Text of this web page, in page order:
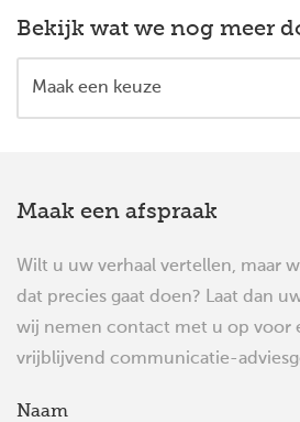
Bekijk wat we nog meer
Maak een afspraak
Wilt u uw verhaal vertellen, maar
dat precies gaat doen? Laat dan
wij nemen contact met u op voor
vrijblijvend communicatie-
Naam